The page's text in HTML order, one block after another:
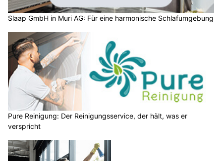
Slaap GmbH in Muri AG: Für eine harmonische Schlafumgebung
Pure Reinigung: Der Reinigungsservice, der hält, was er
verspricht